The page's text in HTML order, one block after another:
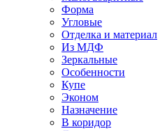
Форма
Угловые
Отделка и материал
Из МДФ
Зеркальные
Особенности
Купе
Эконом
Назначение
В коридор